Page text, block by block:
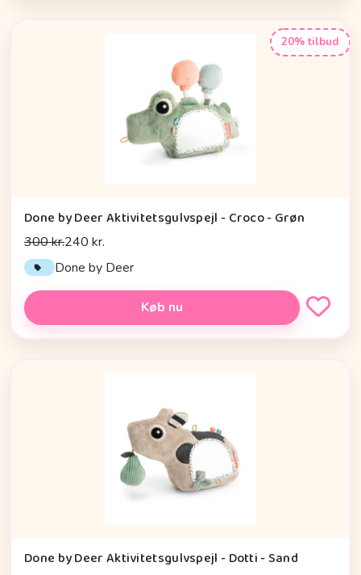
20% tilbud
Done by Deer Aktivitetsgulvspejl - Croco - Grøn
300 kr.240 kr.
Done by Deer
Køb nu
Done by Deer Aktivitetsgulvspejl - Dotti - Sand